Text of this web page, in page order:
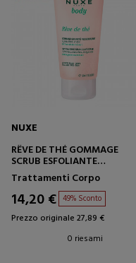
NUXE
RÊVE DE THÉ GOMMAGE
SCRUB ESFOLIANTE
GRANULARE RIVITALIZZANTE
Trattamenti Corpo
14,20 € 49% Sconto
Prezzo originale 27,89 €
0 riesami